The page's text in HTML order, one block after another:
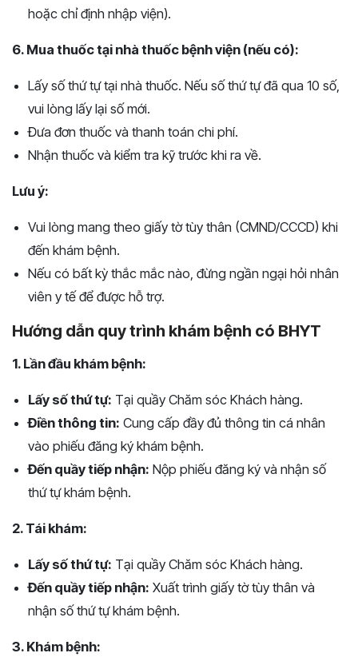
hoặc chỉ định nhập viện).
6. Mua thuốc tại nhà thuốc bệnh viện (nếu có):
Lấy số thứ tự tại nhà thuốc. Nếu số thứ tự đã qua 10 số,
vui lòng lấy lại số mới.
Đưa đơn thuốc và thanh toán chi phí.
Nhận thuốc và kiểm tra kỹ trước khi ra về.
Lưu ý:
Vui lòng mang theo giấy tờ tùy thân (CMND/CCCD) khi
đến khám bệnh.
Nếu có bất kỳ thắc mắc nào, đừng ngần ngại hỏi nhân
viên y tế để được hỗ trợ.
Hướng dẫn quy trình khám bệnh có BHYT
1. Lần đầu khám bệnh:
Lấy số thứ tự: Tại quầy Chăm sóc Khách hàng.
Điền thông tin: Cung cấp đầy đủ thông tin cá nhân
vào phiếu đăng ký khám bệnh.
Đến quầy tiếp nhận: Nộp phiếu đăng ký và nhận số
thứ tự khám bệnh.
2. Tái khám:
Lấy số thứ tự: Tại quầy Chăm sóc Khách hàng.
Đến quầy tiếp nhận: Xuất trình giấy tờ tùy thân và
nhận số thứ tự khám bệnh.
3. Khám bệnh: